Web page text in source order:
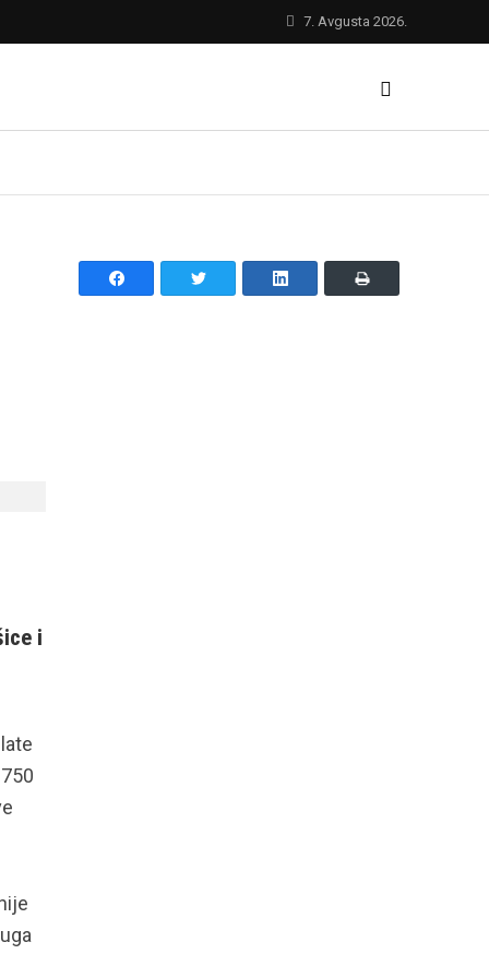
7. Avgusta 2026.
i